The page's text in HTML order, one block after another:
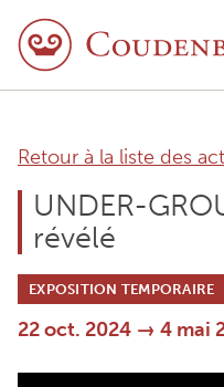
Retour à la liste des
UNDER-
révélé
EXPOSITION TEMPORAIRE
22 oct. 2024 → 4 mai